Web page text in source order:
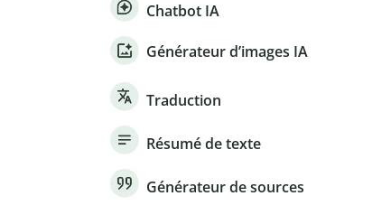
Chatbot IA
Générateur d’images IA
Traduction
Résumé de texte
Générateur de sources